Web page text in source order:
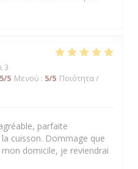
3
5/5 Μενού : 5/5 Ποιότητα /
parfaite
cuisson. Dommage que
domicile, je reviendrai